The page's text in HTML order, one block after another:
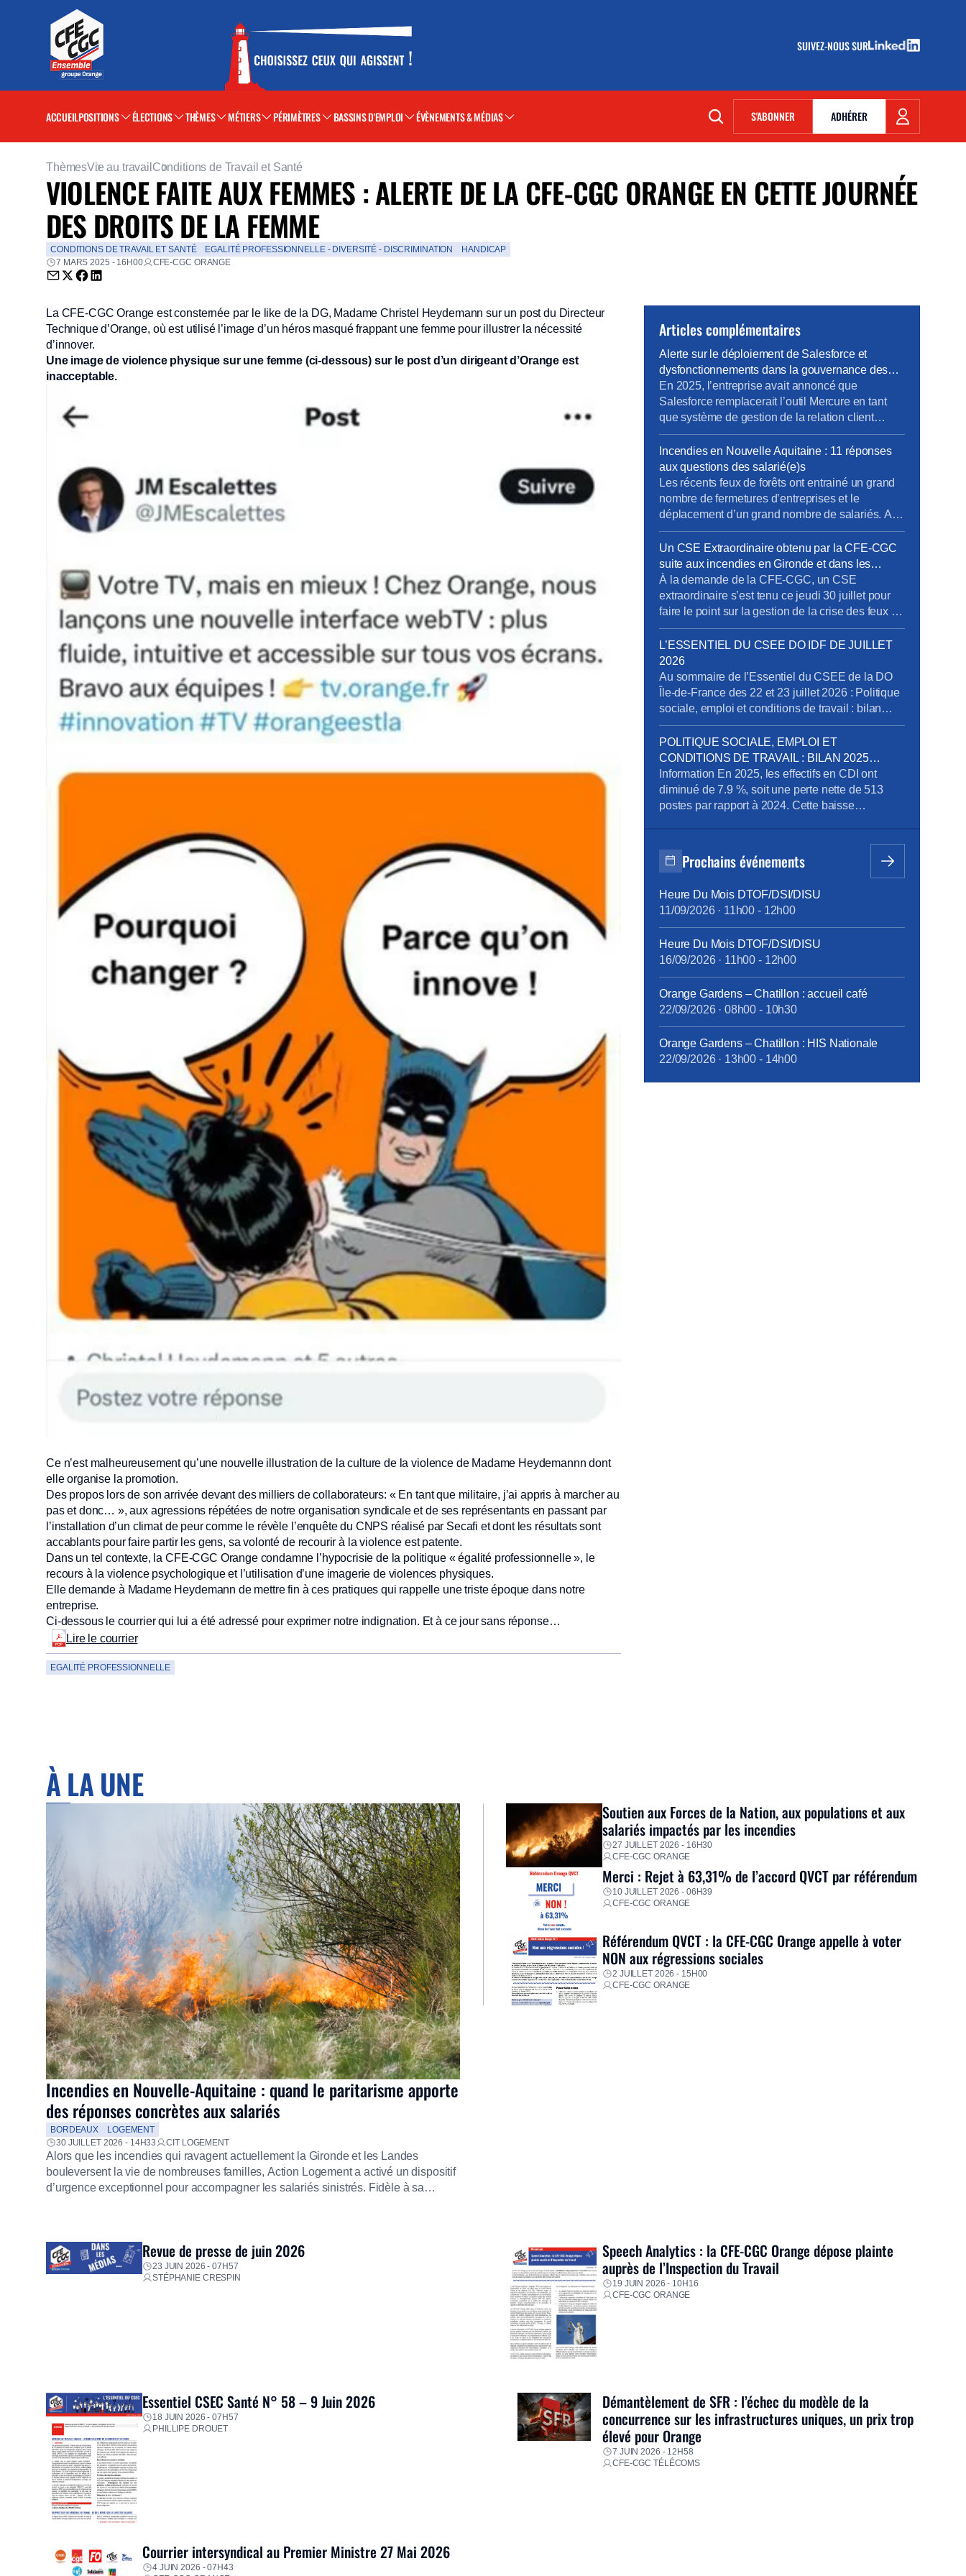
SUIVEZ-NOUS SUR
(NOUVELLE FENÊTRE)
ACCUEILPOSITIONS ÉLECTIONS THÈMES MÉTIERS PÉRIMÈTRES BASSINS D'EMPLOI ÉVÈNEMENTS & MÉDIAS S'ABONNER(NOUVELLE FENÊTRE)
ADHÉRER
ThèmesVie au travail Conditions de Travail et Santé
VIOLENCE FAITE AUX FEMMES : ALERTE DE LA CFE-CGC ORANGE EN CETTE JOURNÉE
DES DROITS DE LA FEMME
CONDITIONS DE TRAVAIL ET SANTÉ EGALITÉ PROFESSIONNELLE - DIVERSITÉ - DISCRIMINATION
HANDICAP
7 MARS 2025 - 16H00
CFE-CGC ORANGE
Envoyer par email (nouvelle fenêtre)
Partager sur Twitter (nouvelle fenêtre)
Partager sur Facebook (nouvelle fenêtre)
Partager sur LinkedIn (nouvelle fenêtre)
La CFE-CGC Orange est consternée par le like de la DG, Madame Christel Heydemann sur un post du Directeur
Technique d’Orange, où est utilisé l’image d’un héros masqué frappant une femme pour illustrer la nécessité
d’innover.
Une image de violence physique sur une femme (ci-dessous) sur le post d’un dirigeant d’Orange est
inacceptable.
Ce n’est malheureusement qu’une nouvelle illustration de la culture de la violence de Madame Heydemannn dont
elle organise la promotion.
Des propos lors de son arrivée devant des milliers de collaborateurs: « En tant que militaire, j’ai appris à marcher au
pas et donc… », aux agressions répétées de notre organisation syndicale et de ses représentants en passant par
l’installation d’un climat de peur comme le révèle l’enquête du CNPS réalisé par Secafi et dont les résultats sont
accablants pour faire partir les gens, sa volonté de recourir à la violence est patente.
Dans un tel contexte, la CFE-CGC Orange condamne l’hypocrisie de la politique « égalité professionnelle », le
recours à la violence psychologique et l’utilisation d’une imagerie de violences physiques.
Elle demande à Madame Heydemann de mettre fin à ces pratiques qui rappelle une triste époque dans notre
entreprise.
Ci-dessous le courrier qui lui a été adressé pour exprimer notre indignation. Et à ce jour sans réponse…
Lire le courrier
EGALITÉ PROFESSIONNELLE
Articles complémentaires
Alerte sur le déploiement de Salesforce et
dysfonctionnements dans la gouvernance des
projets métiers
En 2025, l’entreprise avait annoncé que
Salesforce remplacerait l’outil Mercure en tant
que système de gestion de la relation client
(CRM). À cette occasion, la Direction Pro-PME et
la Direction du Système d’Information (DSI)
avaient sollicité chaque métier pour élaborer un
cahier des charges rigoureux, destiné à prendre
en compte les besoins terrain spécifiques de […]
Incendies en Nouvelle Aquitaine : 11 réponses
aux questions des salarié(e)s
Les récents feux de forêts ont entrainé un grand
nombre de fermetures d’entreprises et le
déplacement d’un grand nombre de salariés. Au
30 juillet, ce sont près de 19500 établissements
et près de 61 500 salariés qui étaient concernés.
Pour limiter les impacts de cette crise sur l’emploi
et sur les entreprises, l’activité partielle peut-être
[…]
Un CSE Extraordinaire obtenu par la CFE-CGC
suite aux incendies en Gironde et dans les
Landes
À la demande de la CFE-CGC, un CSE
extraordinaire s’est tenu ce jeudi 30 juillet pour
faire le point sur la gestion de la crise des feux de
forêt qui touchent la Gironde et les Landes. Plus
de 1 100 salariés de la DO Grand Sud-Ouest
sont concernés. Voici ce qu’il faut retenir des
échanges, […]
L’ESSENTIEL DU CSEE DO IDF DE JUILLET
2026
Au sommaire de l’Essentiel du CSEE de la DO
Île-de-France des 22 et 23 juillet 2026 : Politique
sociale, emploi et conditions de travail : bilan
2025 emploi, perspectives et compétences Pôle
Obligations Légales de Paris : dénonciation
d’usage et mise en conformité des déclarations
des heures et périodes d’astreinte Recrutement
d’un préventeur au sein […]
POLITIQUE SOCIALE, EMPLOI ET
CONDITIONS DE TRAVAIL : BILAN 2025
EMPLOI, PERSPECTIVES ET
COMPÉTENCES
Information En 2025, les effectifs en CDI ont
diminué de 7.9 %, soit une perte nette de 513
postes par rapport à 2024. Cette baisse
retraite) qui ne sont pas remplacés. On observe
par ailleurs un net ralentissement […]
Prochains événements
Heure Du Mois DTOF/DSI/DISU
11/09/2026· 11h00 - 12h00
Heure Du Mois DTOF/DSI/DISU
16/09/2026· 11h00 - 12h00
Orange Gardens – Chatillon : accueil café
22/09/2026· 08h00 - 10h30
Orange Gardens – Chatillon : HIS Nationale
22/09/2026· 13h00 - 14h00
À LA UNE
Incendies en Nouvelle-Aquitaine : quand le paritarisme apporte
des réponses concrètes aux salariés
BORDEAUX
LOGEMENT
30 JUILLET 2026 - 14H33
CIT LOGEMENT
Alors que les incendies qui ravagent actuellement la Gironde et les Landes
bouleversent la vie de nombreuses familles, Action Logement a activé un dispositif
d’urgence exceptionnel pour accompagner les salariés sinistrés. Fidèle à sa
Soutien aux Forces de la Nation, aux populations et aux
salariés impactés par les incendies
27 JUILLET 2026 - 16H30
CFE-CGC ORANGE
Merci : Rejet à 63,31% de l’accord QVCT par référendum
10 JUILLET 2026 - 06H39
CFE-CGC ORANGE
Référendum QVCT : la CFE-CGC Orange appelle à voter
NON aux régressions sociales
2 JUILLET 2026 - 15H00
CFE-CGC ORANGE
Revue de presse de juin 2026
23 JUIN 2026 - 07H57
STÉPHANIE CRESPIN
Speech Analytics : la CFE-CGC Orange dépose plainte
auprès de l’Inspection du Travail
19 JUIN 2026 - 10H16
CFE-CGC ORANGE
Essentiel CSEC Santé N° 58 – 9 Juin 2026
18 JUIN 2026 - 07H57
PHILLIPE DROUET
Démantèlement de SFR : l’échec du modèle de la
concurrence sur les infrastructures uniques, un prix trop
élevé pour Orange
7 JUIN 2026 - 12H58
CFE-CGC TÉLÉCOMS
Courrier intersyndical au Premier Ministre 27 Mai 2026
4 JUIN 2026 - 07H43